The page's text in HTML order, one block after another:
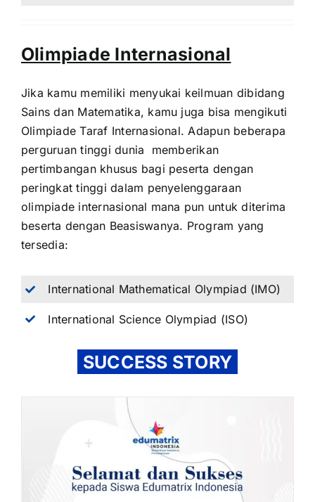
Olimpiade Internasional
Jika kamu memiliki menyukai keilmuan dibidang
Sains dan Matematika, kamu juga bisa mengikuti
Olimpiade Taraf Internasional. Adapun beberapa
perguruan tinggi dunia memberikan
pertimbangan khusus bagi peserta dengan
peringkat tinggi dalam penyelenggaraan
olimpiade internasional mana pun untuk diterima
beserta dengan Beasiswanya. Program yang
tersedia:
International Mathematical Olympiad (IMO)
International Science Olympiad (ISO)
SUCCESS STORY